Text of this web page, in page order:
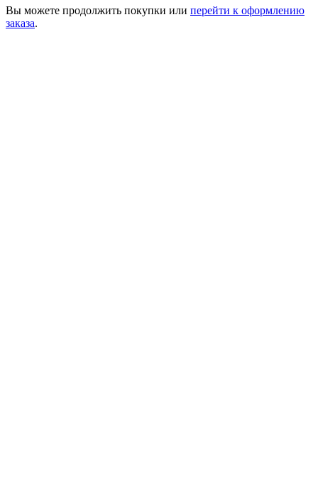
Вы можете продолжить покупки или перейти к оформлению
заказа.